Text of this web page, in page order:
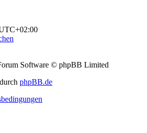
Software © phpBB Limited
phpBB.de